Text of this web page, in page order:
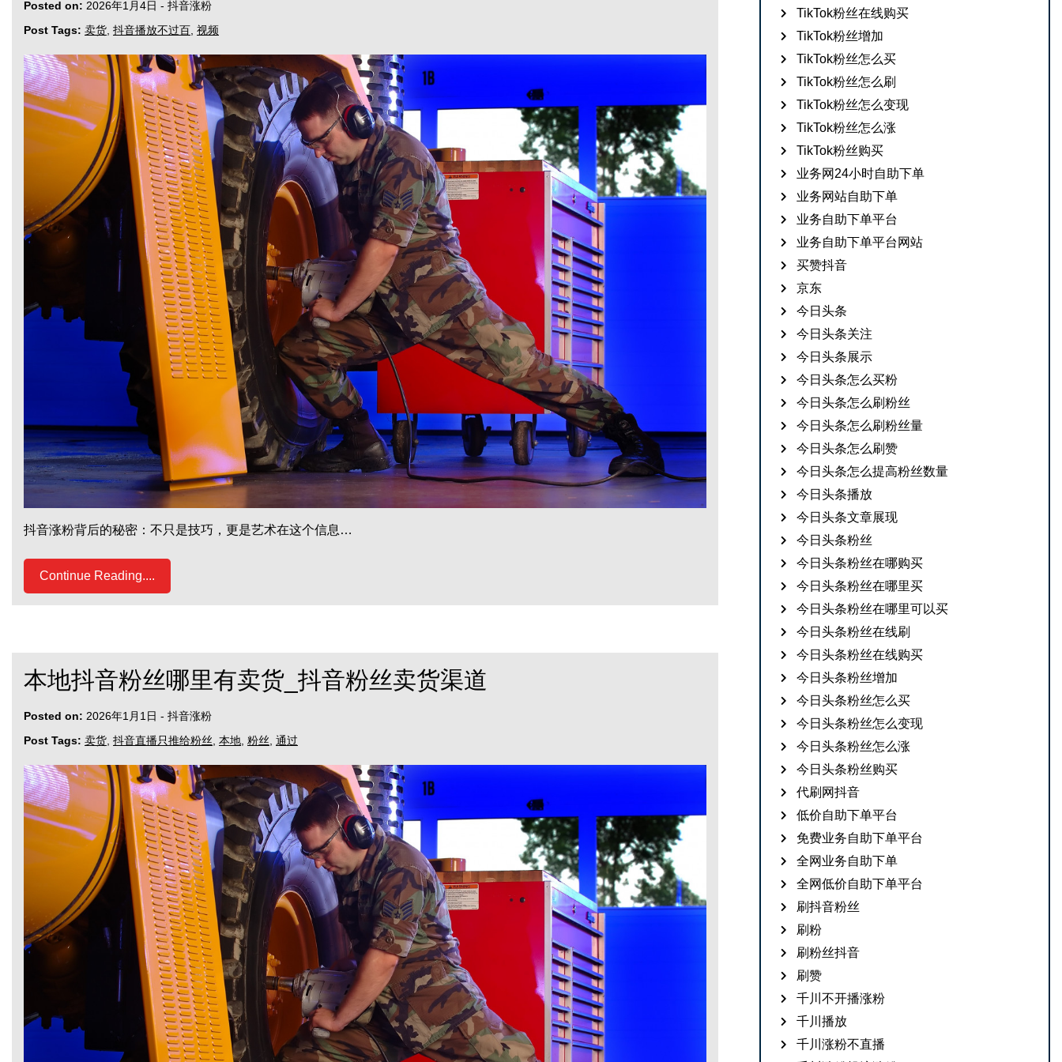
Posted on: 2026年1月4日 - 抖音涨粉
Post Tags: 卖货 抖音播放不过百 视频
抖音涨粉背后的秘密：不只是技巧，更是艺术在这个信息…
Continue Reading....
本地抖音粉丝哪里有卖货_抖音粉丝卖货渠道
Posted on: 2026年1月1日 - 抖音涨粉
Post Tags: 卖货 抖音直播只推给粉丝 本地 粉丝 通过
TikTok粉丝在线购买
TikTok粉丝增加
TikTok粉丝怎么买
TikTok粉丝怎么刷
TikTok粉丝怎么变现
TikTok粉丝怎么涨
TikTok粉丝购买
业务网24小时自助下单
业务网站自助下单
业务自助下单平台
业务自助下单平台网站
买赞抖音
京东
今日头条
今日头条关注
今日头条展示
今日头条怎么买粉
今日头条怎么刷粉丝
今日头条怎么刷粉丝量
今日头条怎么刷赞
今日头条怎么提高粉丝数量
今日头条播放
今日头条文章展现
今日头条粉丝
今日头条粉丝在哪购买
今日头条粉丝在哪里买
今日头条粉丝在哪里可以买
今日头条粉丝在线刷
今日头条粉丝在线购买
今日头条粉丝增加
今日头条粉丝怎么买
今日头条粉丝怎么变现
今日头条粉丝怎么涨
今日头条粉丝购买
代刷网抖音
低价自助下单平台
免费业务自助下单平台
全网业务自助下单
全网低价自助下单平台
刷抖音粉丝
刷粉
刷粉丝抖音
刷赞
千川不开播涨粉
千川播放
千川涨粉不直播